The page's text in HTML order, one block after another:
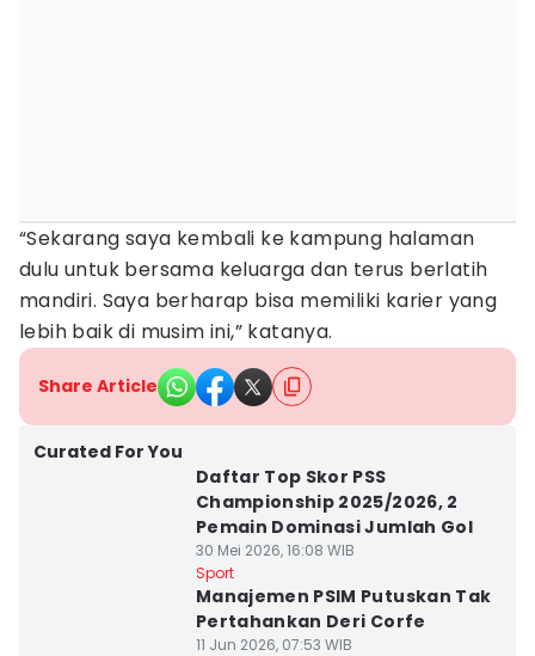
“Sekarang saya kembali ke kampung halaman
dulu untuk bersama keluarga dan terus berlatih
mandiri. Saya berharap bisa memiliki karier yang
lebih baik di musim ini,” katanya.
Share Article
Curated For You
Daftar Top Skor PSS
Championship 2025/2026, 2
Pemain Dominasi Jumlah Gol
30 Mei 2026, 16:08 WIB
Sport
Manajemen PSIM Putuskan Tak
Pertahankan Deri Corfe
11 Jun 2026, 07:53 WIB